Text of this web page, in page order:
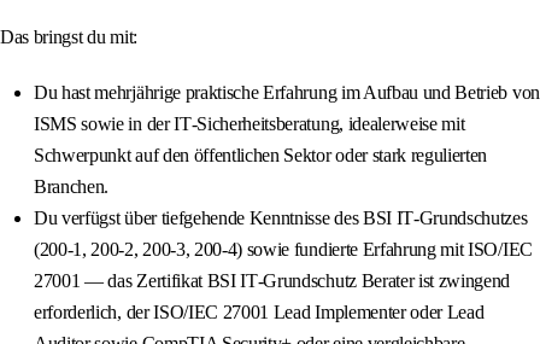
Das bringst du mit:
Du hast mehrjährige praktische Erfahrung im Aufbau und Betrieb von
ISMS sowie in der IT‑Sicherheitsberatung, idealerweise mit
Schwerpunkt auf den öffentlichen Sektor oder stark regulierten
Branchen.
Du verfügst über tiefgehende Kenntnisse des BSI IT‑Grundschutzes
(200‑1, 200‑2, 200‑3, 200‑4) sowie fundierte Erfahrung mit ISO/IEC
27001 — das Zertifikat BSI IT‑Grundschutz Berater ist zwingend
erforderlich, der ISO/IEC 27001 Lead Implementer oder Lead